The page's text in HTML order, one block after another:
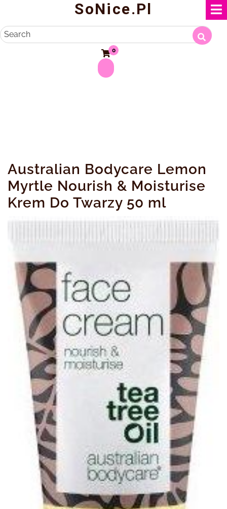
content
SoNice.pl
Search
0
Australian Bodycare Lemon
Myrtle Nourish & Moisturise
Krem Do Twarzy 50 ml